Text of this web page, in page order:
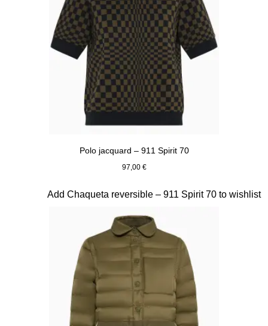
Polo jacquard – 911 Spirit 70
97,00 €
Add Chaqueta reversible – 911 Spirit 70 to wishlist
Diapositiva 4 de 20